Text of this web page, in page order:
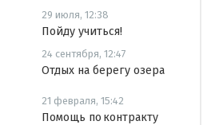
29 июля, 12:38
Пойду учиться!
24 сентября, 12:47
Отдых на берегу озера
21 февраля, 15:42
Помощь по контракту